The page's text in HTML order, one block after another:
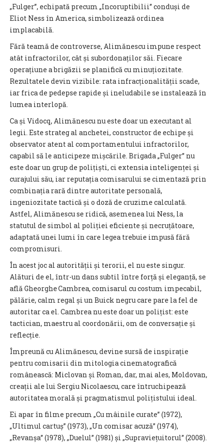
„Fulger”, echipată precum „Incoruptibilii” conduși de
Eliot Ness în America, simbolizează ordinea
implacabilă.
Fără teamă de controverse, Alimănescu impune respect
atât infractorilor, cât și subordonaților săi. Fiecare
operațiune a brigăzii se planifică cu minuțiozitate.
Rezultatele devin vizibile: rata infracționalității scade,
iar frica de pedepse rapide și ineludabile se instalează în
lumea interlopă.
Ca și Vidocq, Alimănescu nu este doar un executant al
legii. Este strateg al anchetei, constructor de echipe și
observator atent al comportamentului infractorilor,
capabil să le anticipeze mișcările. Brigada „Fulger” nu
este doar un grup de polițiști, ci extensia inteligenței și
curajului său, iar reputația comisarului se cimentază prin
combinația rară dintre autoritate personală,
ingeniozitate tactică și o doză de cruzime calculată.
Astfel, Alimănescu se ridică, asemenea lui Ness, la
statutul de simbol al poliției eficiente și necruțătoare,
adaptată unei lumi în care legea trebuie impusă fără
compromisuri.
În acest joc al autorității și terorii, el nu este singur.
Alături de el, într-un dans subtil între forță și eleganță, se
află Gheorghe Cambrea, comisarul cu costum impecabil,
pălărie, calm regal și un Buick negru care pare la fel de
autoritar ca el. Cambrea nu este doar un polițist: este
tactician, maestru al coordonării, om de conversație și
reflecție.
Împreună cu Alimănescu, devine sursă de inspirație
pentru comisarii din mitologia cinematografică
românească: Miclovan și Roman, dar, mai ales, Moldovan,
creații ale lui Sergiu Nicolaescu, care întruchipează
autoritatea morală și pragmatismul polițistului ideal.
Ei apar în filme precum „Cu mâinile curate” (1972),
„Ultimul cartuș” (1973), „Un comisar acuză” (1974),
„Revanșa” (1978), „Duelul” (1981) și „Supraviețuitorul” (2008).